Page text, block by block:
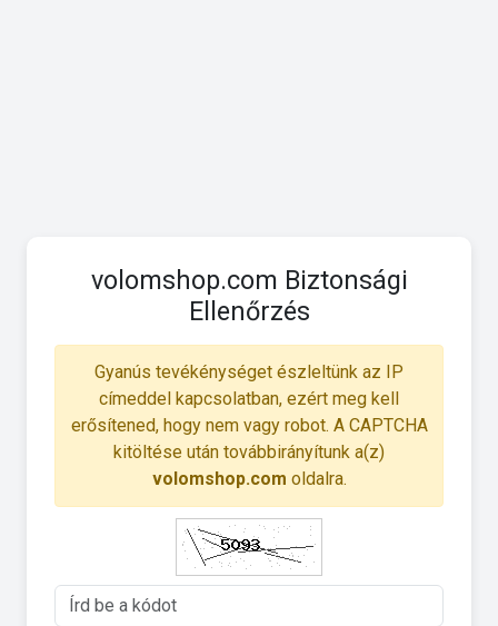
volomshop.com Biztonsági
Ellenőrzés
Gyanús tevékénységet észleltünk az IP
címeddel kapcsolatban, ezért meg kell
erősítened, hogy nem vagy robot. A CAPTCHA
kitöltése után továbbirányítunk a(z)
volomshop.com oldalra.